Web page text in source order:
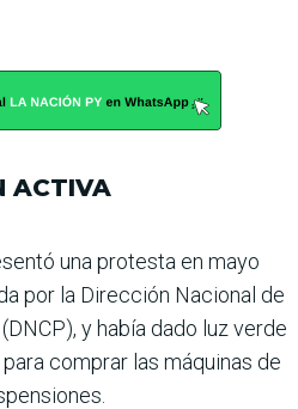
ACTIVA
una protesta en mayo
por la Dirección Nacional de
y había dado luz verde
com­prar las máquinas de